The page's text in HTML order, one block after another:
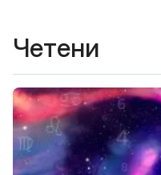
Четени